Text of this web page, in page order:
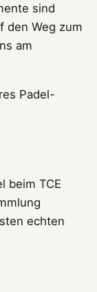
sind
den Weg zum
am
Padel-
beim TCE
echten